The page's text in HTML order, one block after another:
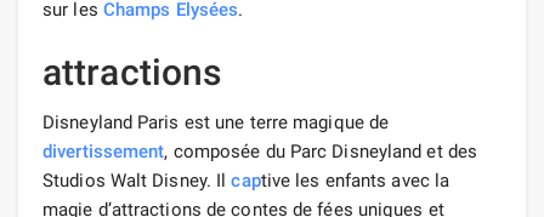
sur les Champs Elysées.
attractions
Disneyland Paris est une terre magique de
divertissement, composée du Parc Disneyland et des
Studios Walt Disney. Ilcaptive les enfants avec la
magie d’attractions de contes de fées uniques et